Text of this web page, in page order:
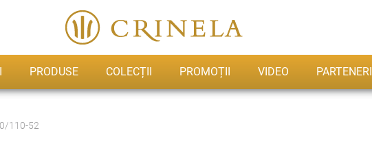
PRODUSE COLECȚII PROMOȚII VIDEO PARTENERI
110-52